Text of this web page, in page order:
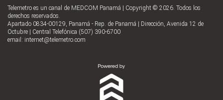
Telemetro es un canal de MEDCOM Panamá | Copyright © 2026. Todos los
derechos reservados.
Apartado 0834-00129, Panamá - Rep. de Panamá | Dirección, Avenida 12 de
Octubre | Central Telefónica (507) 390-6700
email: internet@telemetro.com